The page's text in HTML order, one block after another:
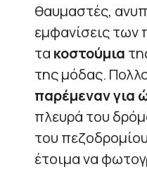
θαυμαστές,
εμφανίσεις
τα κοστούμια
της μόδας.
παρέμεναν για
πλευρά του
του
έτοιμα να